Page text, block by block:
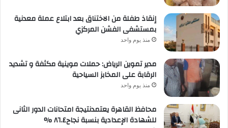
إنقاذ طفلة من الاختناق بعد ابتلاع عملة معدنية
بمستشفى الفشن المركزي
منذ يوم واحد
مدير تموين الرياض: حملات موينية مكثفة و تشديد
الرقابة على المخابز السياحية
منذ يوم واحد
محافظ القاهرة يعتمدنتيجة امتحانات الدور الثانى
للشهادة الإعدادية بنسبة نجاح٨٦.٤ %